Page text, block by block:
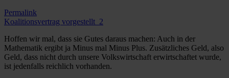
Permalink
Koalitionsvertrag vorgestellt_2
Hoffen wir mal, dass sie Gutes daraus machen: Auch in der
Mathematik ergibt ja Minus mal Minus Plus. Zusätzliches Geld, also
Geld, dass nicht durch unsere Volkswirtschaft erwirtschaftet wurde,
ist jedenfalls reichlich vorhanden.